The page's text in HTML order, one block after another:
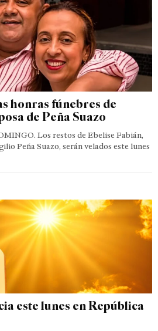
honras fúnebres de
de Peña Suazo
Los restos de Ebelise Fabián,
Peña Suazo, serán velados este lunes
este lunes en República